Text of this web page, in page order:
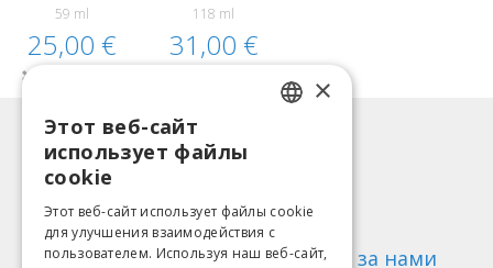
59 ml
25,00 €
118 ml
31,00 €
Информация
Возврат товара
О нас Следи за нами
LITHUANIAN
ESTONIAN
×
Этот веб-сайт
использует файлы
cookie
Этот веб-сайт использует файлы cookie
для улучшения взаимодействия с
пользователем. Используя наш веб-сайт,